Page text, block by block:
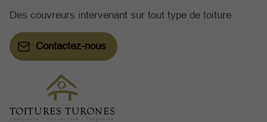
Des couvreurs intervenant sur tout type de toiture
Contactez-nous